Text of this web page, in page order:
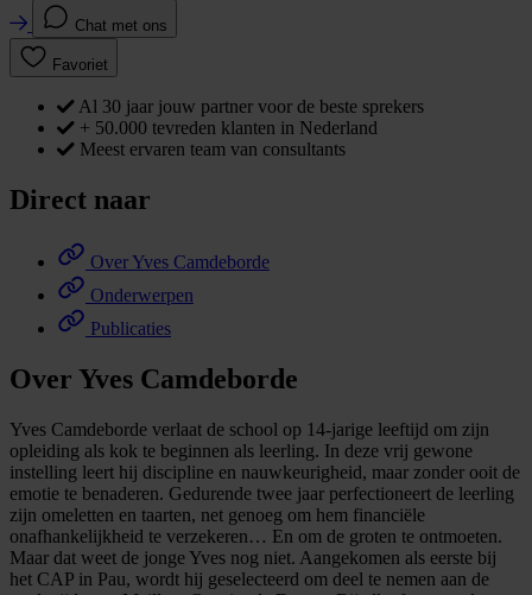
Chat met ons
Favoriet
Al 30 jaar jouw partner voor de beste sprekers
+ 50.000 tevreden klanten in Nederland
Meest ervaren team van consultants
Direct naar
Over Yves Camdeborde
Onderwerpen
Publicaties
Over Yves Camdeborde
Yves Camdeborde verlaat de school op 14-jarige leeftijd om zijn
opleiding als kok te beginnen als leerling. In deze vrij gewone
instelling leert hij discipline en nauwkeurigheid, maar zonder ooit de
emotie te benaderen. Gedurende twee jaar perfectioneert de leerling
zijn omeletten en taarten, net genoeg om hem financiële
onafhankelijkheid te verzekeren… En om de groten te ontmoeten.
Maar dat weet de jonge Yves nog niet. Aangekomen als eerste bij
het CAP in Pau, wordt hij geselecteerd om deel te nemen aan de